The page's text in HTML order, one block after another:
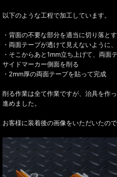
以下のような工程で加工しています。
・背面の不要な部分を適当に切り落とす
・両面テープが透けて見えないように
・そこからあと1mm立ち上げて、両
サイドマーカー側面を削る
・2mm厚の両面テープを貼って完成
削る作業は全て作業ですが、治具を作
進めました。
お客様に装着後の画像をいただいたの